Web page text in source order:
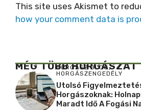
This site uses Akismet to
how your comment data is
MÉG TÖBB HORGÁSZAT
HORGÁSZ BLOG,
HORGÁSZENGEDÉLY
Utolsó
Horgászoknak:
Maradt Idő A Fogási